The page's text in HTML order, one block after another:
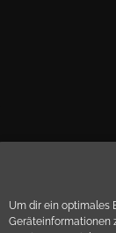
Um dir ein optimales
Geräteinformationen